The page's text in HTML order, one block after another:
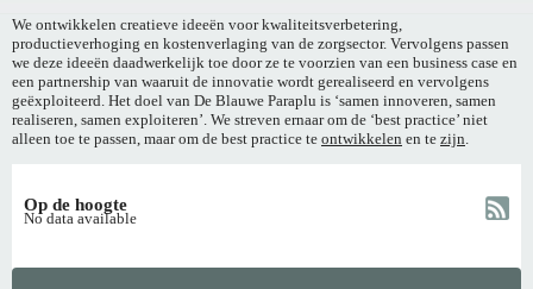
Op de hoogte
No data available
We ontwikkelen creatieve ideeën voor kwaliteitsverbetering,
productieverhoging en kostenverlaging van de zorgsector. Vervolgens passen
we deze ideeën daadwerkelijk toe door ze te voorzien van een business case en
een partnership van waaruit de innovatie wordt gerealiseerd en vervolgens
geëxploiteerd. Het doel van De Blauwe Paraplu is ‘samen innoveren, samen
realiseren, samen exploiteren’. We streven ernaar om de ‘best practice’ niet
alleen toe te passen, maar om de best practice te ontwikkelen en te zijn